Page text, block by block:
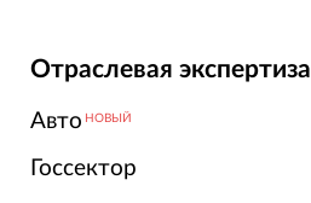
Отраслевая экспертиза
Авто НОВЫЙ
Госсектор